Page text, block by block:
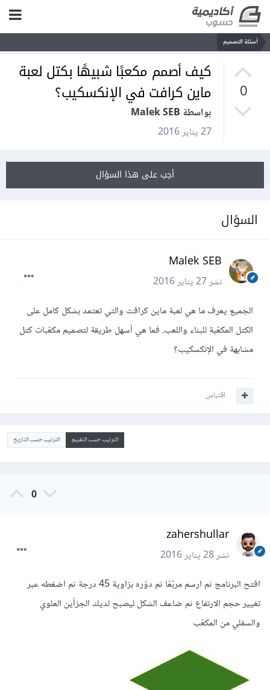
أسئلة التصميم
0
كيف أصمم مكعبًا شبيهًا بكتل لعبة
ماين كرافت في الإنكسكيب؟
بواسطة Malek SEB
27 يناير 2016
أجب على هذا السؤال
السؤال
Malek SEB
نشر27 يناير 2016
الجميع يعرف ما هي لعبة ماين كرافت والتي تعتمد بشكل كامل على
الكتل المكعّبة للبناء واللعب. فما هي أسهل طريقة لتصميم مكعّبات كتل
مشابهة في الإنكسكيب؟
اقتباس
الترتيب حسب التقييم الترتيب حسب التاريخ
0
zahershullar
نشر28 يناير 2016
افتح البرنامج ثم ارسم مربّعًا ثم دوّره بزاوية 45 درجة ثم اضغطه عبر
تغيير حجم الارتفاع ثم ضاعف الشكل ليصبح لديك الجزأين العلوي
والسفلي من المكعّب